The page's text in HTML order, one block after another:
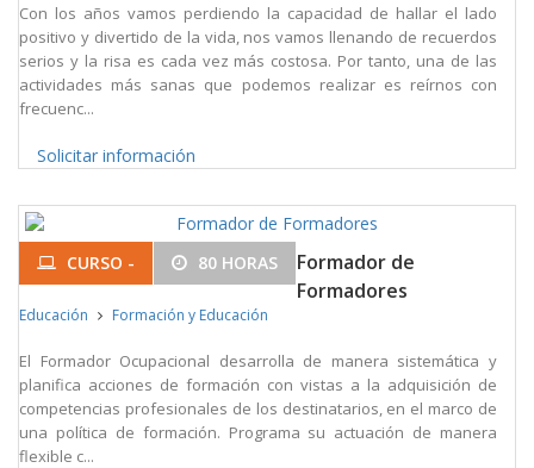
Con los años vamos perdiendo la capacidad de hallar el lado
positivo y divertido de la vida, nos vamos llenando de recuerdos
serios y la risa es cada vez más costosa. Por tanto, una de las
actividades más sanas que podemos realizar es reírnos con
frecuenc...
Solicitar información
CURSO - 80 HORAS
Formador de
Formadores
Educación Formación y Educación
El Formador Ocupacional desarrolla de manera sistemática y
planifica acciones de formación con vistas a la adquisición de
competencias profesionales de los destinatarios, en el marco de
una política de formación. Programa su actuación de manera
flexible c...